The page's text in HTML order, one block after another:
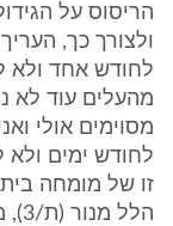
ולצורך כך,
לחודש אחד ולא
מהעלים עוד לא
מסוימים אולי
זו של מומחה